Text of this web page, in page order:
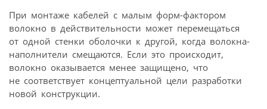
При монтаже кабелей с малым форм-фактором
волокно в действительности может перемещаться
от одной стенки оболочки к другой, когда волокна-
наполнители смещаются. Если это происходит,
волокно оказывается менее защищено, что
не соответствует концептуальной цели разработки
новой конструкции.